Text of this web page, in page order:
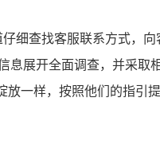
查找客服联系方式，
展开全面调查，并采
一样，按照他们的指引提